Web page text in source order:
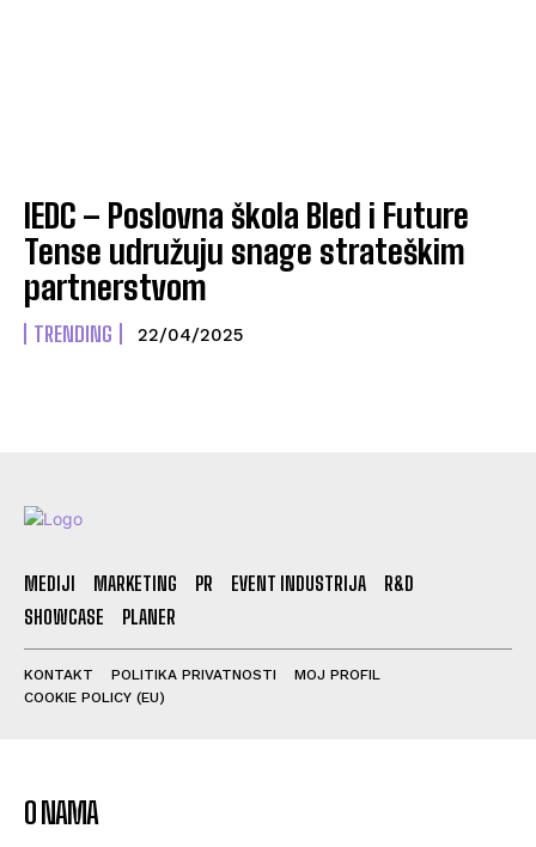
IEDC – Poslovna škola Bled i Future
Tense udružuju snage strateškim
partnerstvom
TRENDING 22/04/2025
MEDIJI MARKETING PR EVENT INDUSTRIJA
R&D
SHOWCASE
PLANER
KONTAKT POLITIKA PRIVATNOSTI
MOJ PROFIL
COOKIE POLICY (EU)
O NAMA